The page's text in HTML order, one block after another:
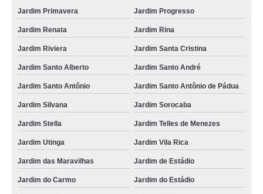
contratar transporte de carga com fiorino Vila Helena
contratar transporte de carga compartilhada Jardim Telles de Menezes
contratar transporte de carga urbano Jardim Santo Antônio
contratar transporte de carga com fiorino Jardim Marina
empresa para transporte de carga com fiorino Santa Teresinha
contratar transporte de cargas especiais Jardim Paraíso
empresa para transporte de carga fiorino Vila Suíça
contratar transporte de carga em motocicleta Parque Miami
empresa para transporte de carga terrestre Santo Antônio
empresa para transporte de carga urbano Parque Miami
Jardim Primavera Jardim Progresso
Jardim Renata Jardim Rina
Jardim Riviera Jardim Santa Cristina
Jardim Santo Alberto Jardim Santo André
Jardim Santo Antônio Jardim Santo Antônio de Pádua
Jardim Silvana Jardim Sorocaba
Jardim Stella Jardim Telles de Menezes
Jardim Utinga Jardim Vila Rica
Jardim das Maravilhas Jardim de Estádio
Jardim do Carmo Jardim do Estádio